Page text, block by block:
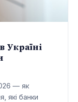
Україні
— як
які банки